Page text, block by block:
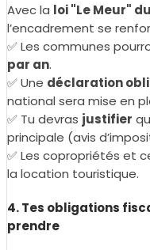
Avec la loi "Le Meur"
l’encadrement se
✅ Les communes
par an.
✅ Une déclaration
national sera mise en
✅ Tu devras justifier
principale (avis
✅ Les copropriétés et
la location touristique.
4. Tes obligations
prendre